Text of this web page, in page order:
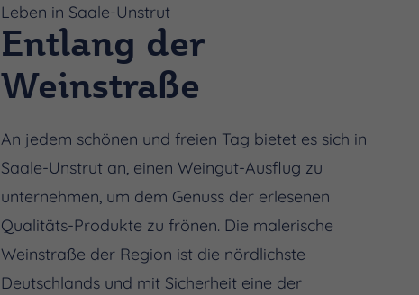
Leben in Saale-Unstrut
Entlang der
Weinstraße
An jedem schönen und freien Tag bietet es sich in
Saale-Unstrut an, einen Weingut-Ausflug zu
unternehmen, um dem Genuss der erlesenen
Qualitäts-Produkte zu frönen. Die malerische
Weinstraße der Region ist die nördlichste
Deutschlands und mit Sicherheit eine der